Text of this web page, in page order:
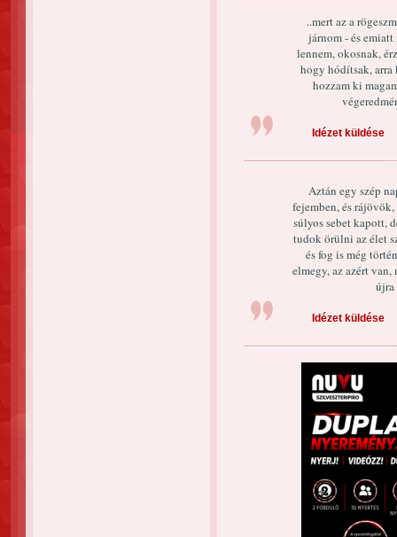
..mert az a
járnom - és
lennem, okosnak,
hogy hódítsak,
hozzam ki
Idézet küldése
Aztán egy szép
fejemben, és
súlyos sebet kapott,
tudok örülni az élet
és fog is még
elmegy, az azért
újra
Idézet küldése